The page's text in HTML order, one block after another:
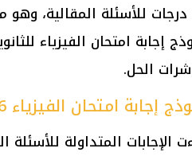
و4 درجات للأسئلة المقالية،
إجابة امتحان الفيزياء
الحل.
إجابة امتحان الفيزياء 2026 للأسئلة الموضوعية
الإجابات المتداولة